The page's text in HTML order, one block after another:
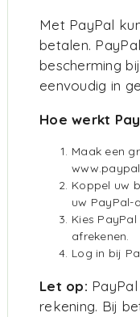
Met PayPal
betalen.
bescherming
eenvoudig in
Hoe werkt
Maak een
Koppel uw
uw PayPal-
Kies
afrekenen.
Log in bij
Let op:
rekening. Bij